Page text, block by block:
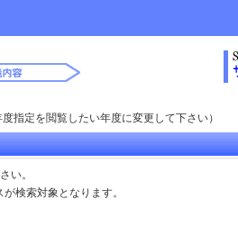
指定を閲覧したい年度に変更して下さい）
い。
検索対象となります。